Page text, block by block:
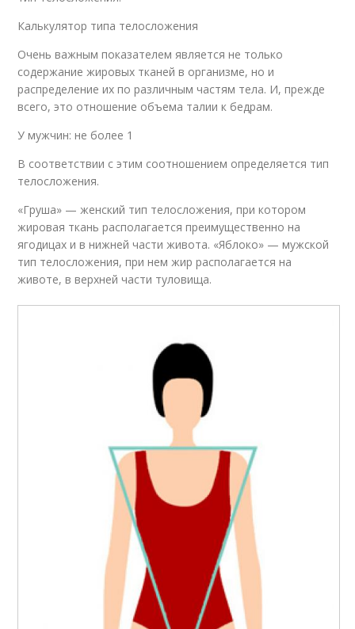
Калькулятор типа телосложения
Очень важным показателем является не только
содержание жировых тканей в организме, но и
распределение их по различным частям тела. И, прежде
всего, это отношение объема талии к бедрам.
У мужчин: не более 1
В соответствии с этим соотношением определяется тип
телосложения.
«Груша» — женский тип телосложения, при котором
жировая ткань располагается преимущественно на
ягoдицах и в нижней части живота. «Яблоко» — мужской
тип телосложения, при нем жир располагается на
животе, в верхней части туловища.